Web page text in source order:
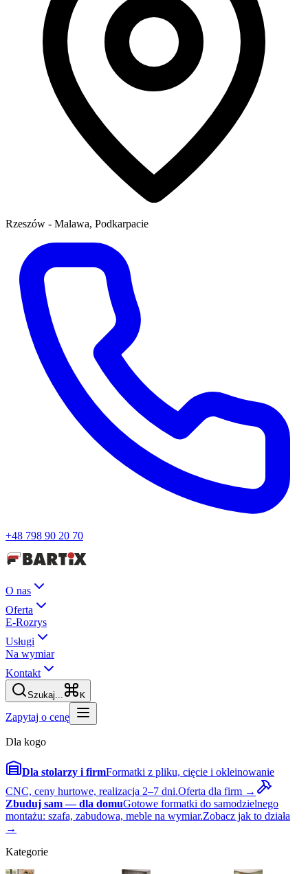
Rzeszów - Malawa, Podkarpacie
+48 798 90 20 70
O nas
Oferta
E-Rozrys
Usługi
Na wymiar
Kontakt
Szukaj... K
Zapytaj o cenę
Dla kogo
Dla stolarzy i firmFormatki z pliku, cięcie i okleinowanie
CNC, ceny hurtowe, realizacja 2–7 dni.Oferta dla firm →
Zbuduj sam — dla domuGotowe formatki do samodzielnego
montażu: szafa, zabudowa, meble na wymiar.Zobacz jak to działa
→
Kategorie